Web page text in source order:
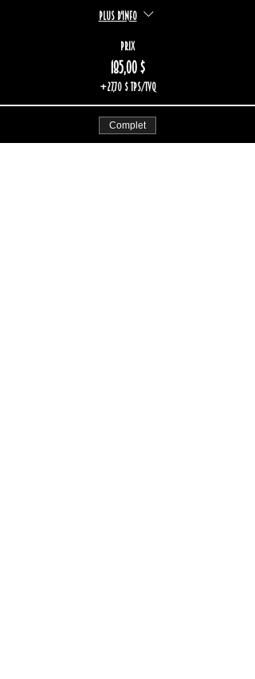
Plus d'info
Prix
185,00 $
+27,70 $ TPS/TVQ
Complet